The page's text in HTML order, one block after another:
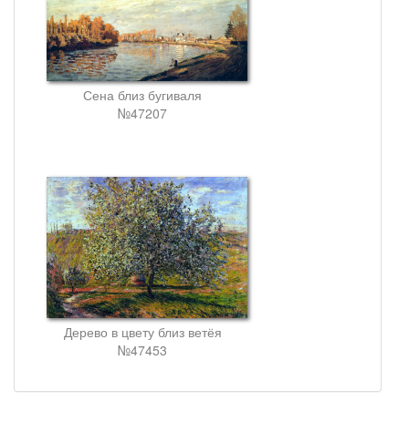
Сена близ бугиваля
№47207
Дерево в цвету близ ветёя
№47453